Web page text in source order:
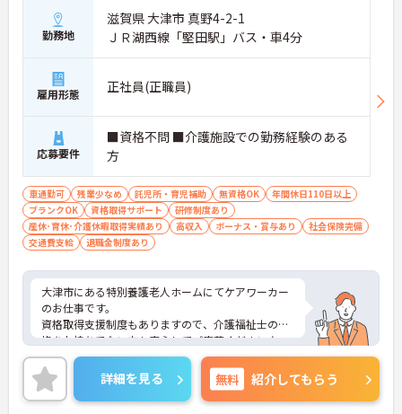
勤務地
滋賀県 大津市 真野4-2-1
ＪＲ湖西線「堅田駅」バス・車4分
雇用形態 正社員(正職員)
応募要件
■資格不問 ■介護施設での勤務経験のある
方
車通勤可 残業少なめ 託児所・育児補助 無資格OK
年間休日110日以上
ブランクOK
資格取得サポート
研修制度あり
産休･育休･介護休暇取得実績あり
高収入 ボーナス・賞与あり
社会保険完備
交通費支給
退職金制度あり
大津市にある特別養護老人ホームにてケアワーカー
のお仕事です。
資格取得支援制度もありますので、介護福祉士の資
格をお持ちでない方も安心してご応募ください♪
残業もほとんどございませんのでプライベートや家
庭との両立もしやすい環境です。
ご興味がある方は是非一度マイナビまでお問い合わ
せください。さらに詳細などお伝えします！
詳細を見る 無料 紹介してもらう